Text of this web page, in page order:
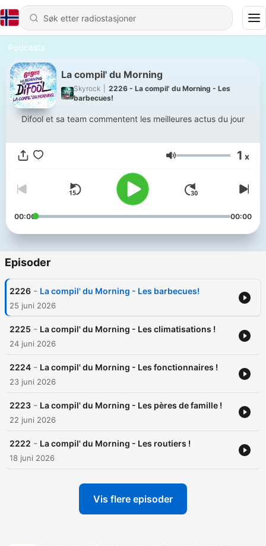
Podcasts
La compil' du Morning
Skyrock
2226 - La compil' du Morning - Les
barbecues!
Difool et sa team commentent les meilleures actus du jour
Volum 1 x
00:00 00:00
Episoder
2226 - La compil' du Morning - Les barbecues!
25 juni 2026
2225 - La compil' du Morning - Les climatisations !
24 juni 2026
2224 - La compil' du Morning - Les fonctionnaires !
23 juni 2026
2223 - La compil' du Morning - Les pères de famille !
22 juni 2026
2222 - La compil' du Morning - Les routiers !
18 juni 2026
Vis flere episoder